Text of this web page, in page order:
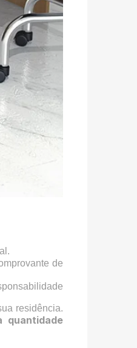
de
residência.
quantidade